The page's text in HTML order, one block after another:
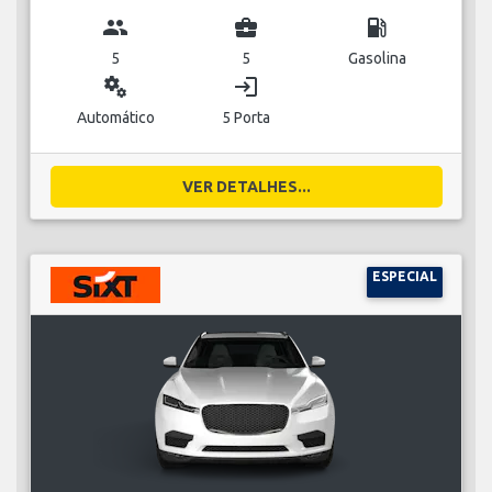
group
5
business_center
5
local_gas_station
Gasolina
miscellaneous_services
Automático
login
5 Porta
VER DETALHES...
ESPECIAL